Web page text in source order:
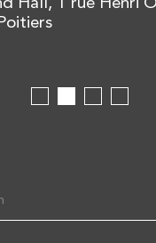
Hall, 1 rue Henri
Poitiers